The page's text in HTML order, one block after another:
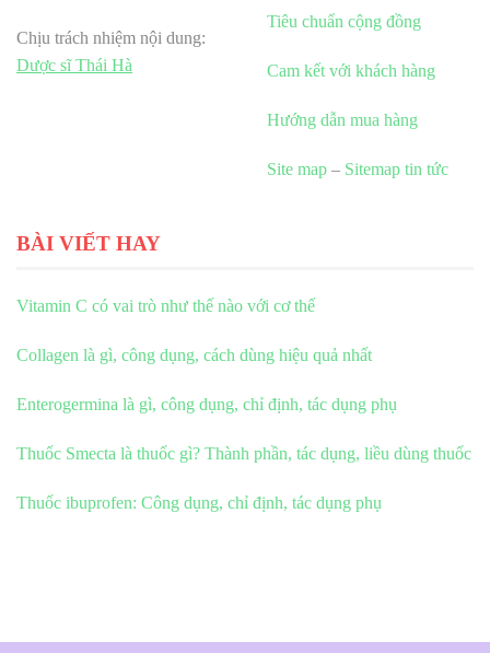
Chịu trách nhiệm nội dung:
Dược sĩ Thái Hà
Tiêu chuẩn cộng đồng
Cam kết với khách hàng
Hướng dẫn mua hàng
Site map – Sitemap tin tức
BÀI VIẾT HAY
Vitamin C có vai trò như thế nào với cơ thể
Collagen là gì, công dụng, cách dùng hiệu quả nhất
Enterogermina là gì, công dụng, chỉ định, tác dụng phụ
Thuốc Smecta là thuốc gì? Thành phần, tác dụng, liều dùng thuốc
Thuốc ibuprofen: Công dụng, chỉ định, tác dụng phụ